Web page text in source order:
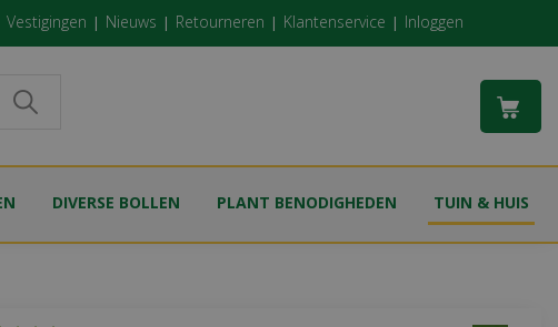
Vestigingen Nieuws Retourneren Klantenservice Inloggen
DIVERSE BOLLEN PLANT BENODIGHEDEN TUIN & HUIS